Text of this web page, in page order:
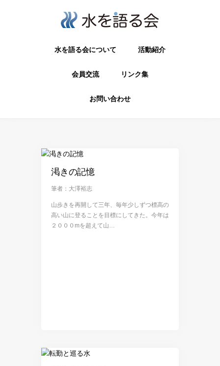
水を語る会について 活動紹介
会員交流 リンク集
お問い合わせ
渇きの記憶
筆者：大澤裕志
山歩きを再開して三年、毎年少しずつ標高の
高い山に登ることを目標にしてきた。今年は
２０００mを超えて山…